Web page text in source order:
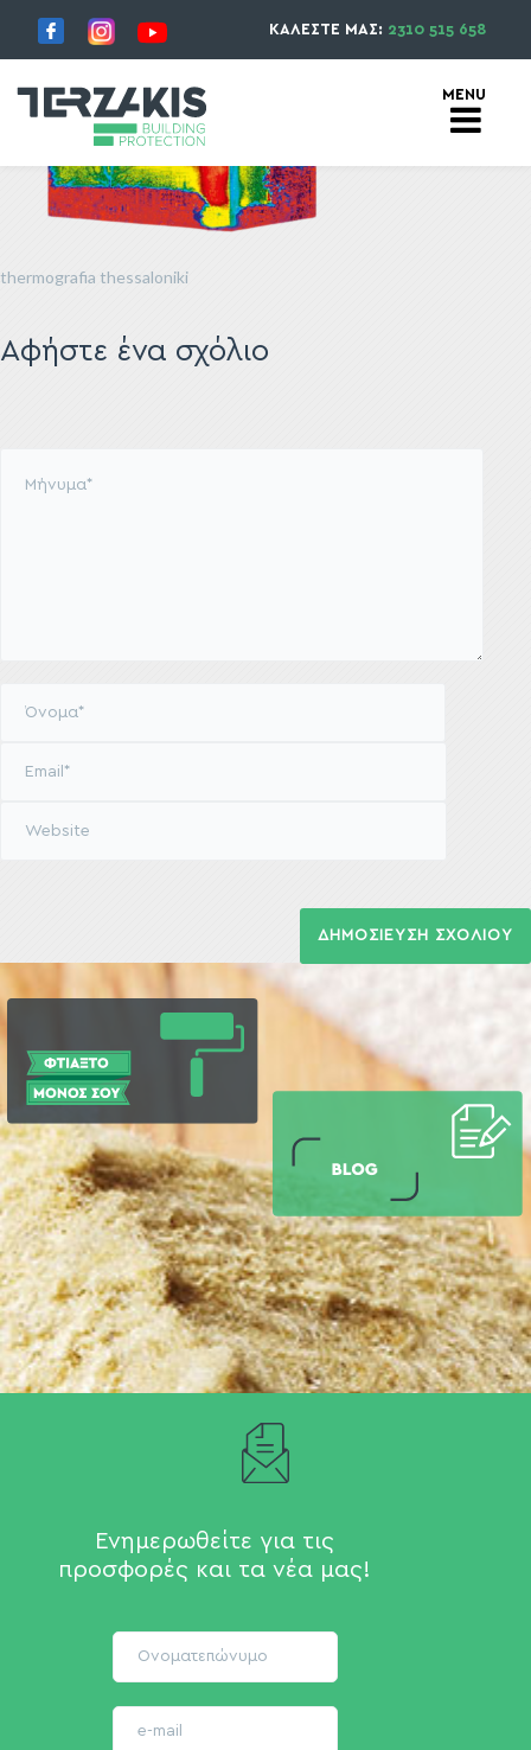
ΚΑΛΕΣΤΕ ΜΑΣ: 2310 515 658
thermografia thessaloniki
Αφήστε ένα σχόλιο
Ενημερωθείτε για τις
προσφορές και τα νέα μας!